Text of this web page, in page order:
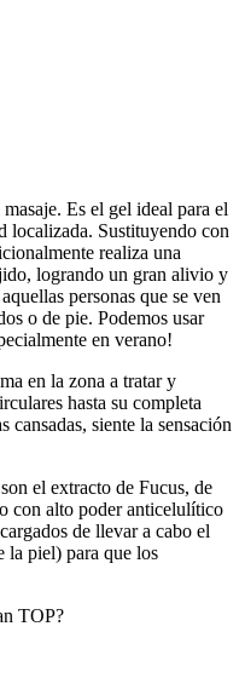
Es el gel ideal para el
localizada. Sustituyendo con
realiza una
logrando un gran alivio y
personas que se ven
o de pie. Podemos usar
en verano!
en la zona a tratar y
hasta su completa
siente la sensación
el extracto de Fucus, de
con alto poder anticelulítico
de llevar a cabo el
la piel) para que los
TOP?